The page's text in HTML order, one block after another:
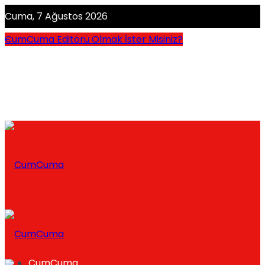
Cuma, 7 Ağustos 2026
CumCuma Editörü Olmak İster Misiniz?